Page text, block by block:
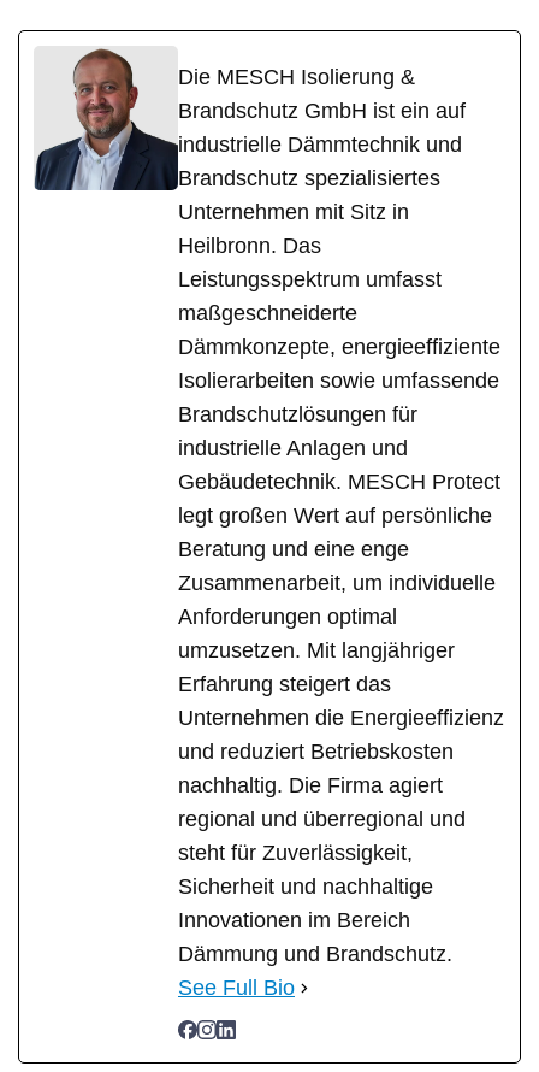
Die MESCH Isolierung &
Brandschutz GmbH ist ein auf
industrielle Dämmtechnik und
Brandschutz spezialisiertes
Unternehmen mit Sitz in
Heilbronn. Das
Leistungsspektrum umfasst
maßgeschneiderte
Dämmkonzepte, energieeffiziente
Isolierarbeiten sowie umfassende
Brandschutzlösungen für
industrielle Anlagen und
Gebäudetechnik. MESCH Protect
legt großen Wert auf persönliche
Beratung und eine enge
Zusammenarbeit, um individuelle
Anforderungen optimal
umzusetzen. Mit langjähriger
Erfahrung steigert das
Unternehmen die Energieeffizienz
und reduziert Betriebskosten
nachhaltig. Die Firma agiert
regional und überregional und
steht für Zuverlässigkeit,
Sicherheit und nachhaltige
Innovationen im Bereich
Dämmung und Brandschutz.
See Full Bio